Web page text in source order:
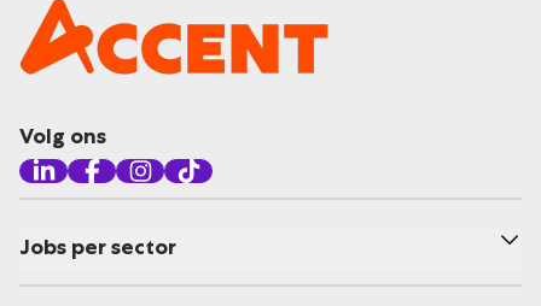
Volg ons
Jobs per sector